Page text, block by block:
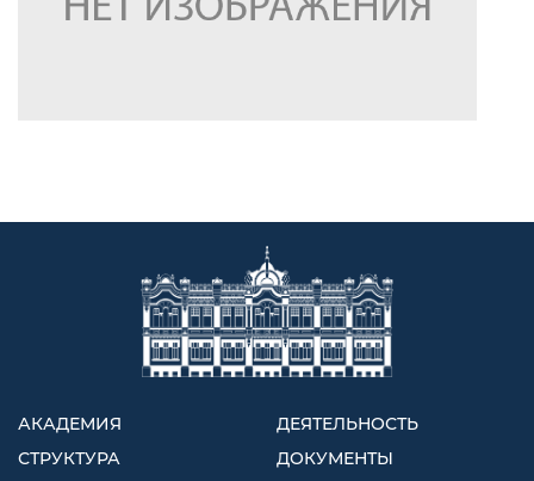
АКАДЕМИЯ
ДЕЯТЕЛЬНОСТЬ
СТРУКТУРА
ДОКУМЕНТЫ